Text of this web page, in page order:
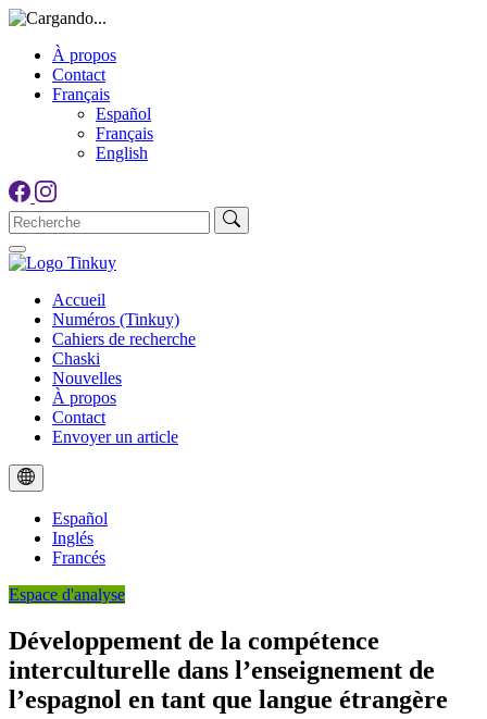
À propos
Contact
Français
Español
Français
English
Accueil
Numéros (Tinkuy)
Cahiers de recherche
Chaski
Nouvelles
À propos
Contact
Envoyer un article
Español
Inglés
Francés
Espace d'analyse
Développement de la compétence
interculturelle dans l’enseignement de
l’espagnol en tant que langue étrangère